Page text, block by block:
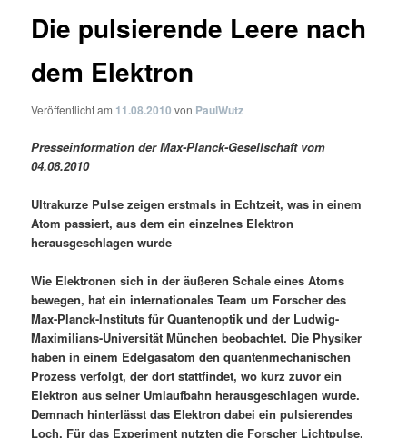
Die pulsierende Leere nach
dem Elektron
Veröffentlicht am 11.08.2010 von PaulWutz
Presseinformation der Max-Planck-Gesellschaft vom
04.08.2010
Ultrakurze Pulse zeigen erstmals in Echtzeit, was in einem
Atom passiert, aus dem ein einzelnes Elektron
herausgeschlagen wurde
Wie Elektronen sich in der äußeren Schale eines Atoms
bewegen, hat ein internationales Team um Forscher des
Max-Planck-Instituts für Quantenoptik und der Ludwig-
Maximilians-Universität München beobachtet. Die Physiker
haben in einem Edelgasatom den quantenmechanischen
Prozess verfolgt, der dort stattfindet, wo kurz zuvor ein
Elektron aus seiner Umlaufbahn herausgeschlagen wurde.
Demnach hinterlässt das Elektron dabei ein pulsierendes
Loch. Für das Experiment nutzten die Forscher Lichtpulse,